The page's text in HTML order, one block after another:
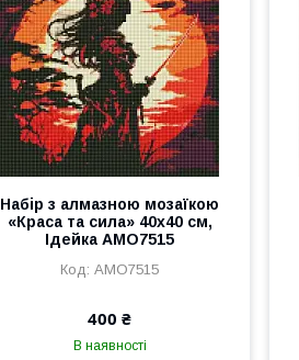
Набір з алмазною мозаїкою
«Краса та сила» 40х40 см,
Ідейка AMO7515
AMO7515
400 ₴
В наявності